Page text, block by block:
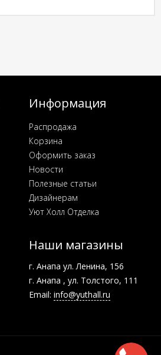
Информация
Распродажа
Корзина
Оформить заказ
Новости
Полезные статьи
Дизайнерам
Уют Холл Отделка
Наши магазины
г. Анапа ул. Ленина, 156
г. Анапа , ул. Толстого, 111
Email: info@yuthall.ru